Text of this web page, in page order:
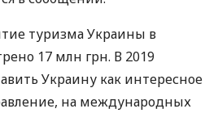
туризма Украины в
17 млн грн. В 2019
Украину как интересное
на международных